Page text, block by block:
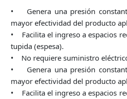
• Genera una presión
mayor efectividad del producto
• Facilita el ingreso a espacios
tupida (espesa).
• No requiere suministro
• Genera una presión
mayor efectividad del producto
• Facilita el ingreso a espacios